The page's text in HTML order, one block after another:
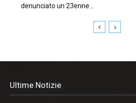
denunciato un 23enne...
Ultime Notizie